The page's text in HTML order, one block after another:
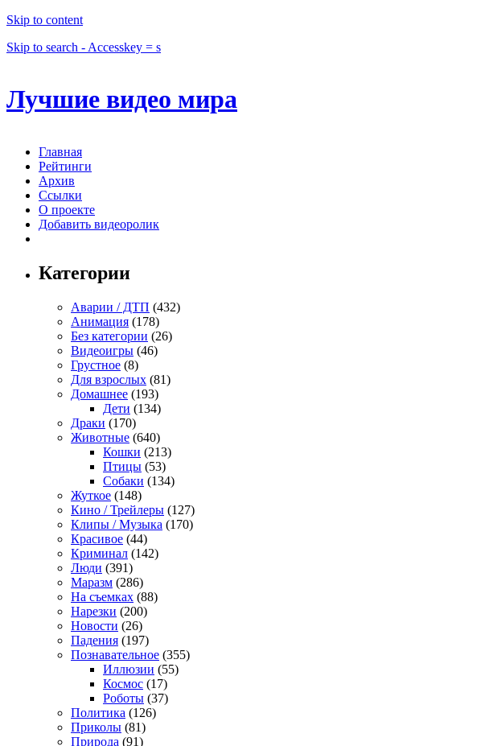
Skip to content
Skip to search - Accesskey = s
Лучшие видео мира
Главная
Рейтинги
Архив
Ссылки
О проекте
Добавить видеоролик
Категории
Аварии / ДТП (432)
Анимация (178)
Без категории (26)
Видеоигры (46)
Грустное (8)
Для взрослых (81)
Домашнее (193)
Дети (134)
Драки (170)
Животные (640)
Кошки (213)
Птицы (53)
Собаки (134)
Жуткое (148)
Кино / Трейлеры (127)
Клипы / Музыка (170)
Красивое (44)
Криминал (142)
Люди (391)
Маразм (286)
На съемках (88)
Нарезки (200)
Новости (26)
Падения (197)
Познавательное (355)
Иллюзии (55)
Космос (17)
Роботы (37)
Политика (126)
Приколы (81)
Природа (91)